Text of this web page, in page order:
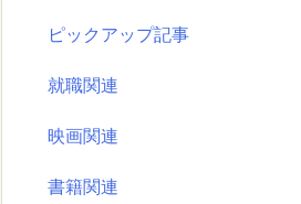
ピックアップ記事
就職関連
映画関連
書籍関連